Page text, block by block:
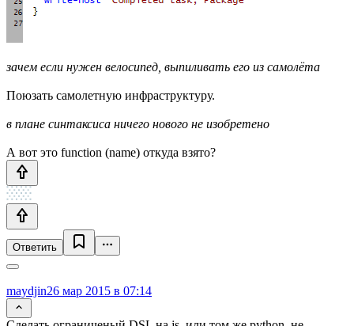
зачем если нужен велосипед, выпиливать его из самолёта
Поюзать самолетную инфраструктуру.
в плане синтаксиса ничего нового не изобретено
А вот это function (name) откуда взято?
Ответить
maydjin26 мар 2015 в 07:14